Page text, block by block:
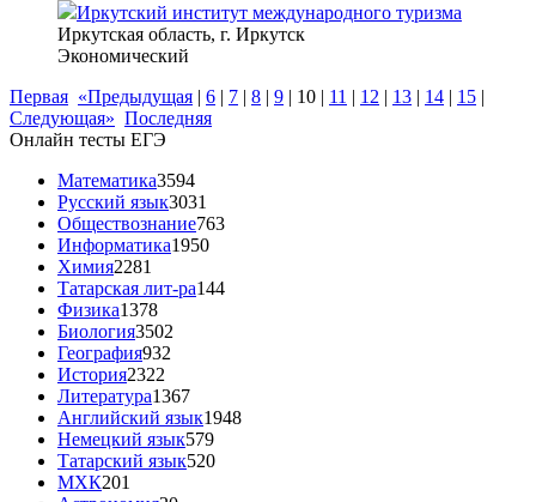
Иркутский институт международного туризма
Иркутская область, г. Иркутск
Экономический
Первая «Предыдущая | 6 | 7 | 8 | 9 | 10 | 11 | 12 | 13 | 14 | 15 |
Следующая» Последняя
Онлайн тесты ЕГЭ
Математика3594
Русский язык3031
Обществознание763
Информатика1950
Химия2281
Татарская лит-ра144
Физика1378
Биология3502
География932
История2322
Литература1367
Английский язык1948
Немецкий язык579
Татарский язык520
МХК201